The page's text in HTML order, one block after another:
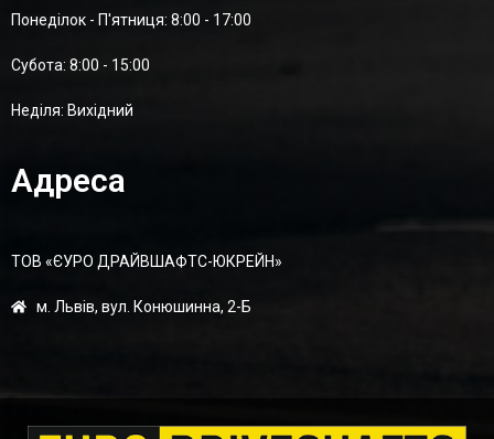
Понеділок - П'ятниця: 8:00 - 17:00
Суботa: 8:00 - 15:00
Неділя: Вихідний
Адреса
ТОВ «ЄУРО ДРАЙВШАФТC-ЮКРЕЙН»
м. Львів, вул. Конюшинна, 2-Б